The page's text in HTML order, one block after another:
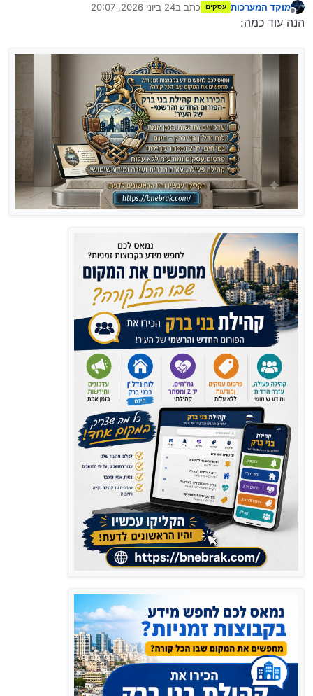
מנותק
מוקד המערכות עסקים כתב ב24 ביוני 2026, 20:07
נערך לאחרונה על ידי
הנה עוד כמה: